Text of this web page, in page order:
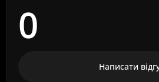
0
Написати